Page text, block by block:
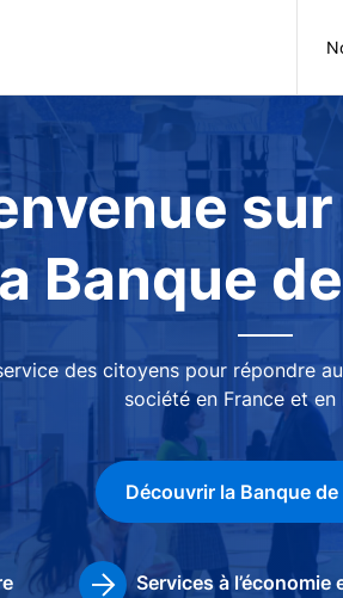
Banque
des citoyens pour répondre
société en France et en
Découvrir la Banque de
Services à l’économie